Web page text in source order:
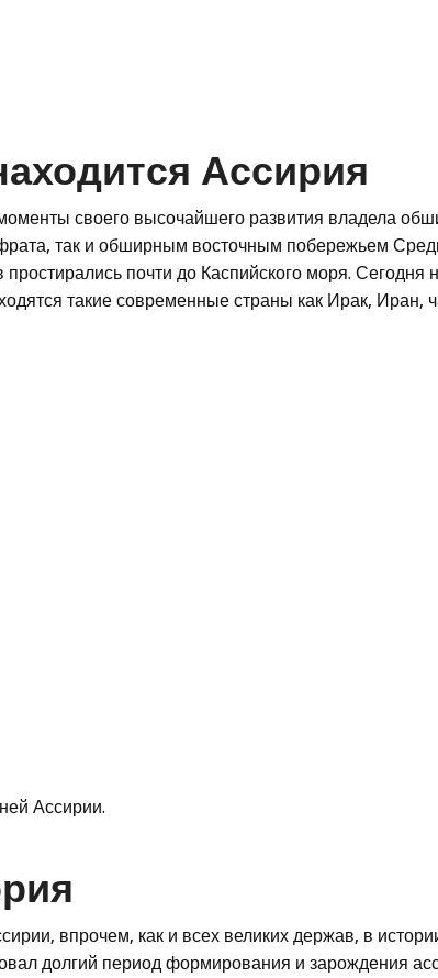
Ассирия
своего высочайшего развития владела
так и обширным восточным побережьем
простирались почти до Каспийского моря. Сегодня
такие современные страны как Ирак, Иран,
Ассирии.
впрочем, как и всех великих держав, в
долгий период формирования и зарождения